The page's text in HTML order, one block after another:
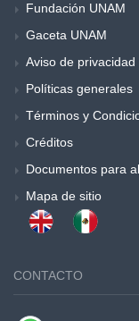
Fundación UNAM
Gaceta UNAM
Aviso de privacidad
Políticas generales
Términos y
Créditos
Documentos para
Mapa de sitio
CONTACTO